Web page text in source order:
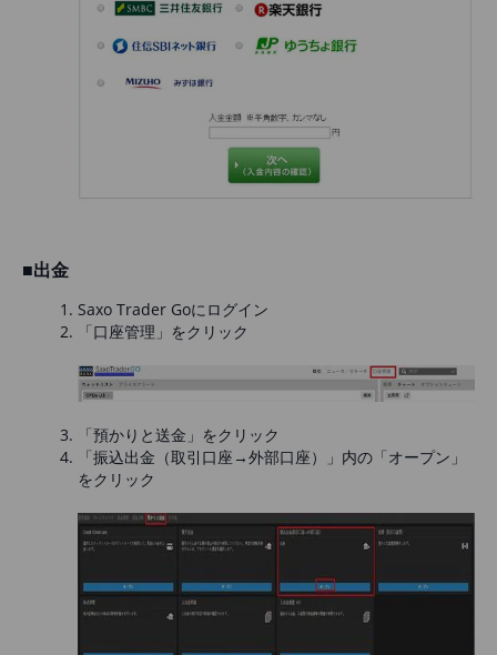
■出金
Saxo Trader Goにログイン
「口座管理」をクリック
「預かりと送金」をクリック
「振込出金（取引口座→外部口座）」内の「オープン」
をクリック